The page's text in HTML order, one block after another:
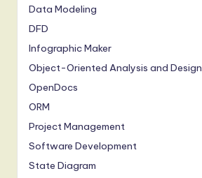
Data Modeling
DFD
Infographic Maker
Object-Oriented Analysis and Design
OpenDocs
ORM
Project Management
Software Development
State Diagram